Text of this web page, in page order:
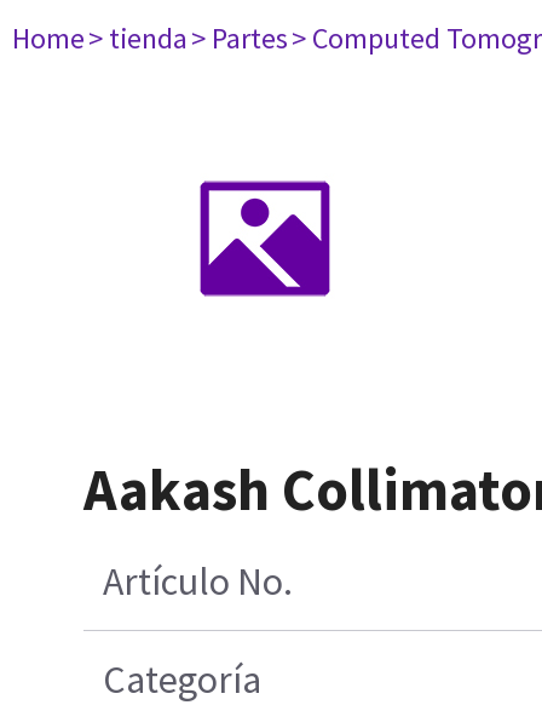
Home> tienda> Partes> Computed
Aakash
Artículo No.
Categoría